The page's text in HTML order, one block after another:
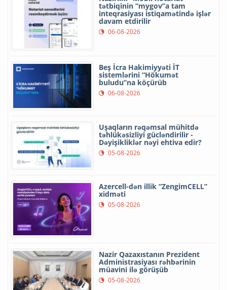
tətbiqinin “mygov”a tam
inteqrasiyası istiqamətində işlər
davam etdirilir
06-08-2026
Beş İcra Hakimiyyəti İT
sistemlərini “Hökumət
buludu”na köçürüb
06-08-2026
Uşaqların rəqəmsal mühitdə
təhlükəsizliyi gücləndirilir -
Dəyişikliklər nəyi ehtiva edir?
05-08-2026
Azercell-dən illik “ZengimCELL”
xidməti
05-08-2026
Nazir Qazaxıstanın Prezident
Administrasiyası rəhbərinin
müavini ilə görüşüb
05-08-2026